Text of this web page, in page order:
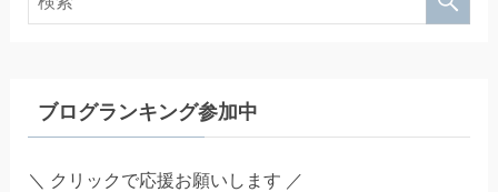
ブログランキング参加中
＼ クリックで応援お願いします ／